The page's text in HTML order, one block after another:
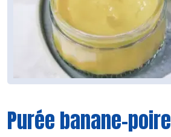
Purée banane-poire